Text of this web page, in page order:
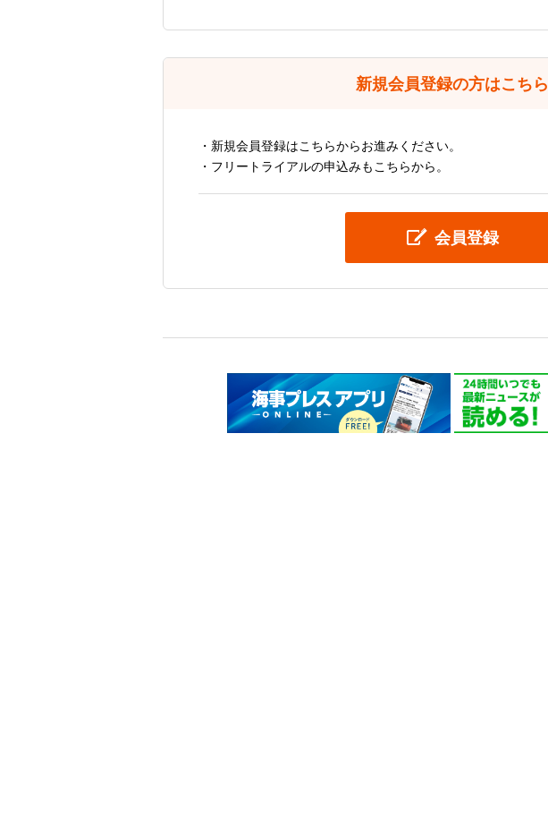
新規会員登録の方はこちら
・新規会員登録はこちらからお進みください。
・フリートライアルの申込みもこちらから。
会員登録